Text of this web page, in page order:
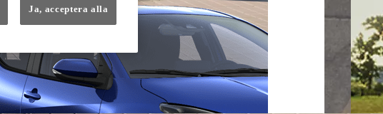
Ja, acceptera alla